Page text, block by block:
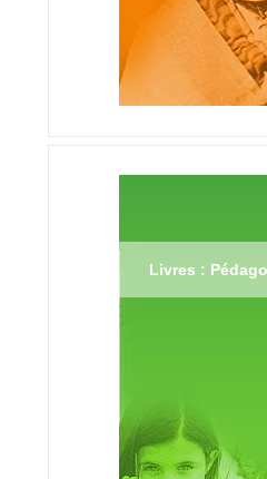
Livres :